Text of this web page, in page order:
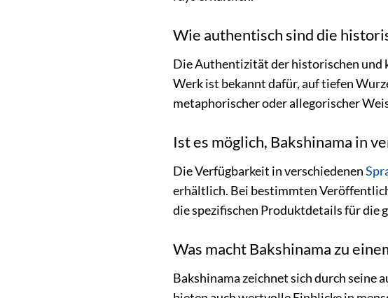
Wie authentisch sind die
Die Authentizität der historischen und
Werk ist bekannt dafür, auf tiefen
metaphorischer oder allegorischer
Ist es möglich, Bakshinama in
Die Verfügbarkeit in verschiedenen
erhältlich. Bei bestimmten
die spezifischen Produktdetails für die
Was macht Bakshinama zu
Bakshinama zeichnet sich durch seine